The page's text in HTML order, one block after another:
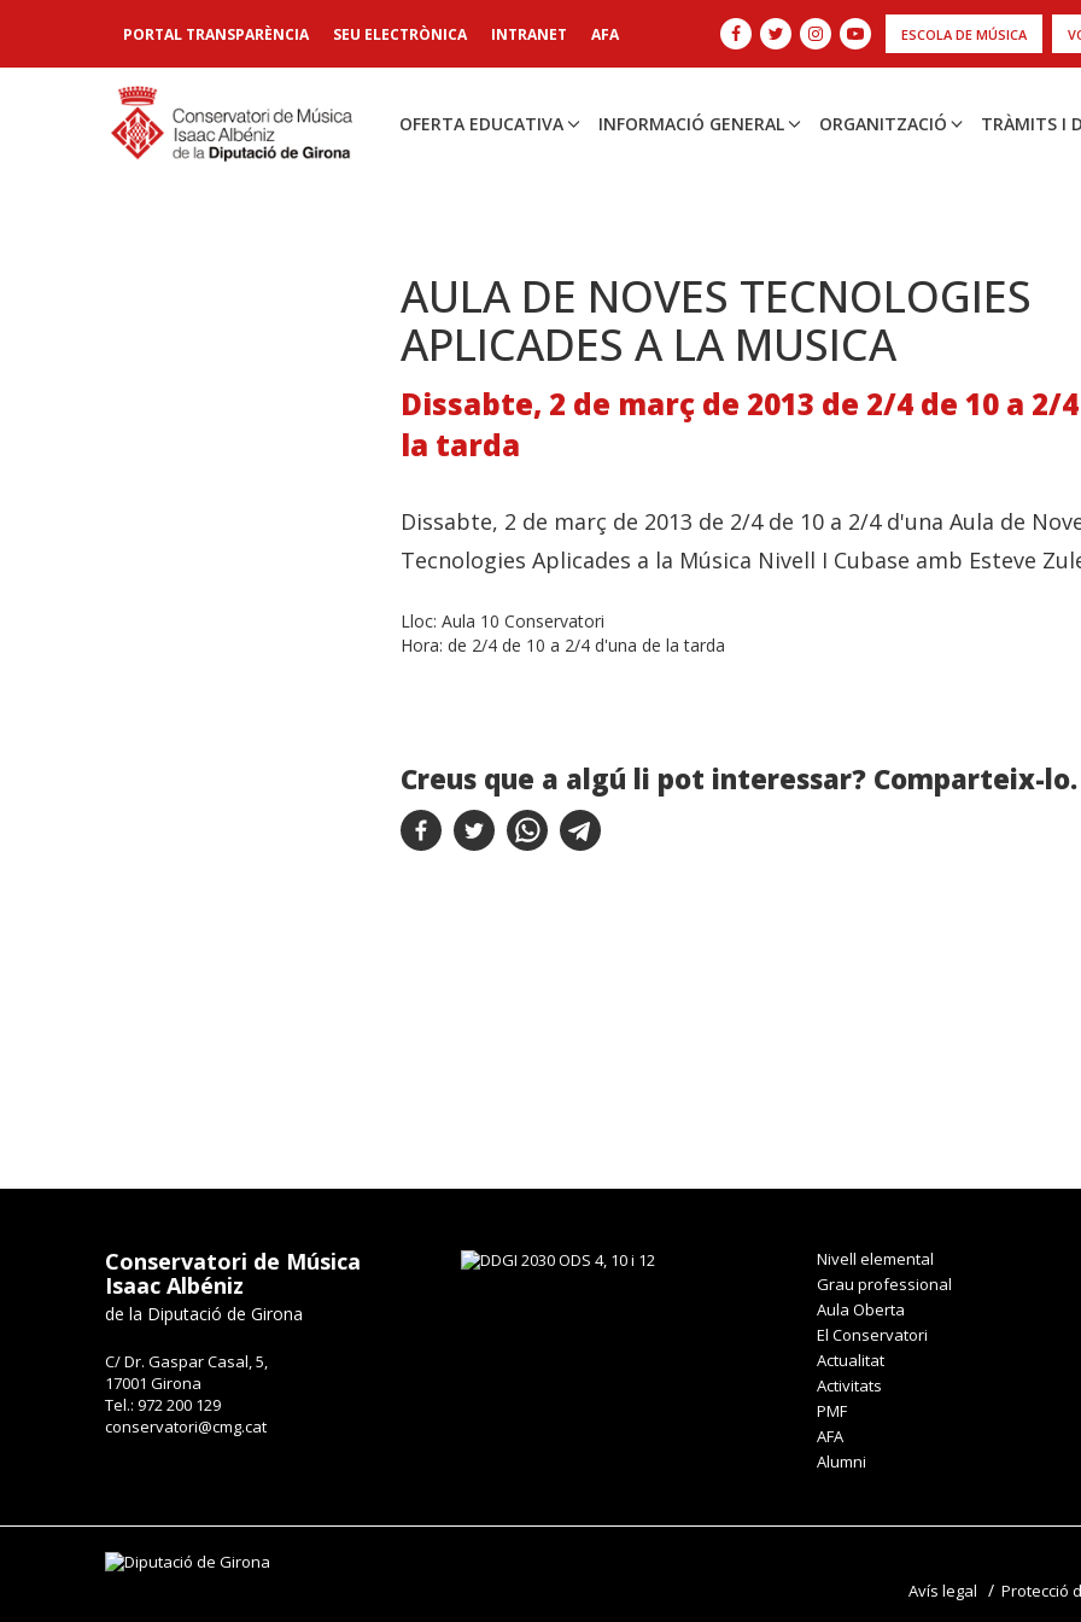
PORTAL TRANSPARÈNCIA SEU ELECTRÒNICA INTRANET AFA ESCOLA DE MÚSICA
OFERTA EDUCATIVA INFORMACIÓ GENERAL ORGANITZACIÓ TRÀMITS I
AULA DE NOVES TECNOLOGIES
APLICADES A LA MUSICA
Dissabte, 2 de març de 2013 de 2/4 de 10 a 2/
la tarda
Dissabte, 2 de març de 2013 de 2/4 de 10 a 2/4 d'una Aula de
Tecnologies Aplicades a la Música Nivell I Cubase amb Esteve
Lloc: Aula 10 Conservatori
Hora: de 2/4 de 10 a 2/4 d'una de la tarda
Creus que a algú li pot interessar? Comparteix-lo.
Conservatori de Música
Isaac Albéniz
de la Diputació de Girona
C/ Dr. Gaspar Casal, 5,
17001 Girona
Tel.: 972 200 129
conservatori@cmg.cat
Nivell elemental
Grau professional
Aula Oberta
El Conservatori
Actualitat
Activitats
PMF
AFA
Alumni
Avís legal Protecció